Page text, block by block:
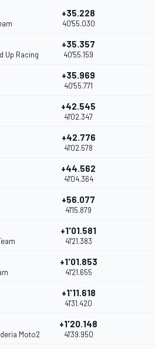
+35.228
40'55.030
Up Racing
+35.357
40'55.159
+35.969
40'55.771
+42.545
41'02.347
+42.776
41'02.578
+44.562
41'04.364
+56.077
41'15.879
+1'01.581
41'21.383
+1'01.853
41'21.655
+1'11.618
41'31.420
Moto2
+1'20.148
41'39.950